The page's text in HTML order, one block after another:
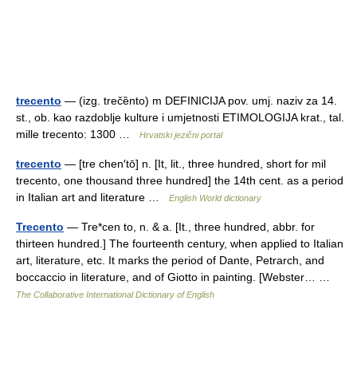
trecento — (izg. trečȅnto) m DEFINICIJA pov. umj. naziv za 14.
st., ob. kao razdoblje kulture i umjetnosti ETIMOLOGIJA krat., tal.
mille trecento: 1300 …
Hrvatski jezični portal
trecento — [tre chen′tō] n. [It, lit., three hundred, short for mil
trecento, one thousand three hundred] the 14th cent. as a period
in Italian art and literature …
English World dictionary
Trecento — Tre*cen to, n. & a. [It., three hundred, abbr. for
thirteen hundred.] The fourteenth century, when applied to Italian
art, literature, etc. It marks the period of Dante, Petrarch, and
boccaccio in literature, and of Giotto in painting. [Webster… …
The Collaborative International Dictionary of English